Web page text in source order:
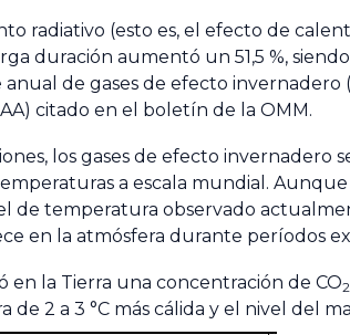
radiativo (esto es, el efecto de
duración aumentó un 51,5 %, siendo
de gases de efecto invernadero
citado en el boletín de la OMM.
los gases de efecto invernadero
a escala mundial.
de temperatura observado
en la atmósfera durante períodos
en la Tierra una concentración de CO2
de 2 a 3 °C más cálida y el nivel del